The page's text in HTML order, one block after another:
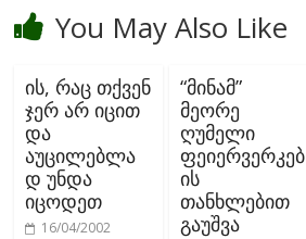
You May Also Like
ის, რაც თქვენ
ჯერ არ იცით
და
აუცილებლა
დ უნდა
იცოდეთ
16/04/2002
“მინამ”
მეორე
ღუმელი
ფეიერვერკებ
ის
თანხლებით
გაუშვა